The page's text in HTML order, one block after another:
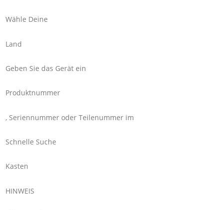
Wähle Deine
Land
Geben Sie das Gerät ein
Produktnummer
, Seriennummer oder Teilenummer im
Schnelle Suche
Kasten
HINWEIS